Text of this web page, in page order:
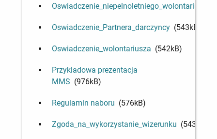
Oswiadczenie_niepelnoletniego_wolontariusza
Oswiadczenie_Partnera_darczyncy (543kB)
Oswiadczenie_wolontariusza (542kB)
Przykladowa prezentacja
MMS (976kB)
Regulamin naboru (576kB)
Zgoda_na_wykorzystanie_wizerunku (543kB)